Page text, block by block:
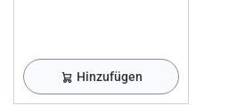
Hinzufügen